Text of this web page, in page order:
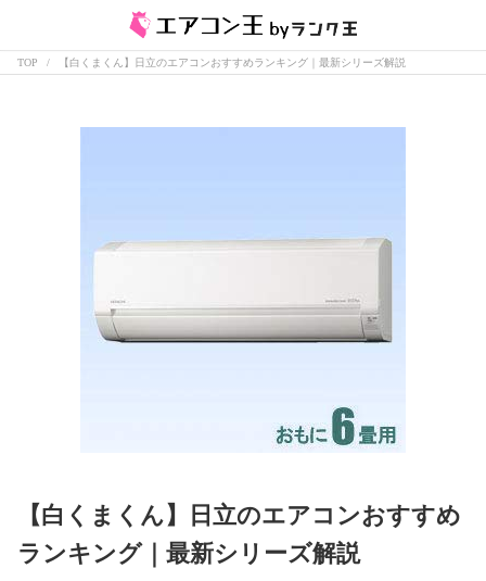
TOP 【白くまくん】日立のエアコンおすすめランキング｜最新シリーズ解説
【白くまくん】日立のエアコンおすすめ
ランキング｜最新シリーズ解説